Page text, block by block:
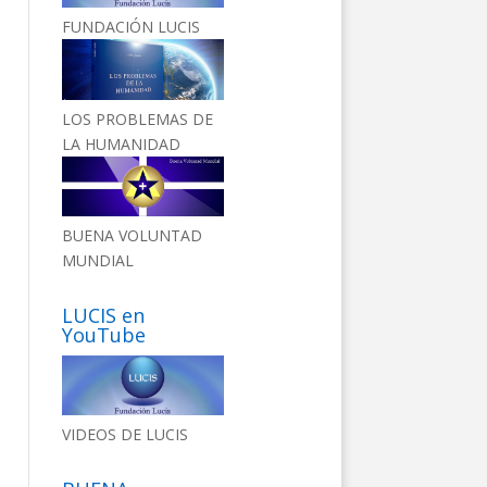
FUNDACIÓN LUCIS
LOS PROBLEMAS DE
LA HUMANIDAD
BUENA VOLUNTAD
MUNDIAL
LUCIS en
YouTube
VIDEOS DE LUCIS